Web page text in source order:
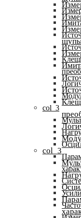
col_3
col_3